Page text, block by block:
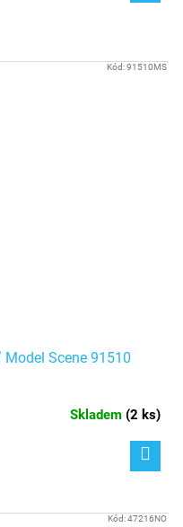
Scene 91510
Skladem (2 ks)
Kód:91510MS
Kód:47216NO